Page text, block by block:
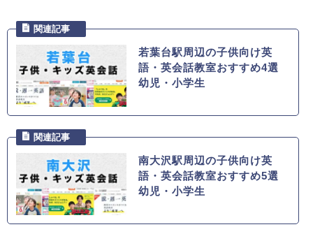
若葉台駅周辺の子供向け英
語・英会話教室おすすめ4選
幼児・小学生
南大沢駅周辺の子供向け英
語・英会話教室おすすめ5選
幼児・小学生